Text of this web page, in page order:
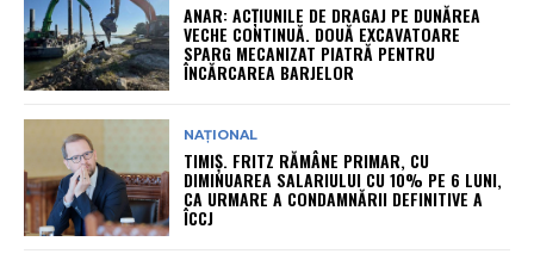
ANAR: ACȚIUNILE DE DRAGAJ PE DUNĂREA
VECHE CONTINUĂ. DOUĂ EXCAVATOARE
SPARG MECANIZAT PIATRĂ PENTRU
ÎNCĂRCAREA BARJELOR
NAȚIONAL
TIMIȘ. FRITZ RĂMÂNE PRIMAR, CU
DIMINUAREA SALARIULUI CU 10% PE 6 LUNI,
CA URMARE A CONDAMNĂRII DEFINITIVE A
ÎCCJ